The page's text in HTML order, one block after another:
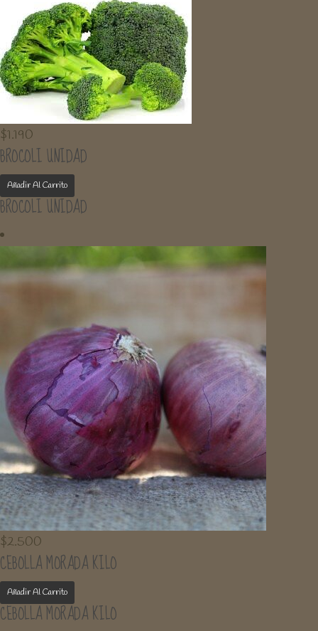
$1.190
BROCOLI UNIDAD
Añadir Al Carrito
BROCOLI UNIDAD
$2.500
CEBOLLA MORADA KILO
Añadir Al Carrito
CEBOLLA MORADA KILO